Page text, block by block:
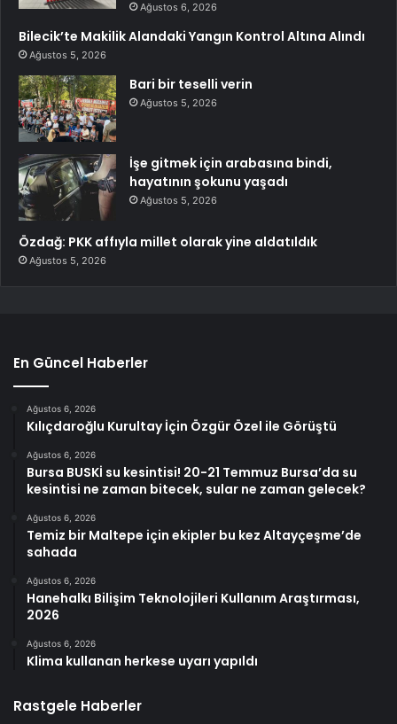
Ağustos 6, 2026
Bilecik’te Makilik Alandaki Yangın Kontrol Altına Alındı
Ağustos 5, 2026
Bari bir teselli verin
Ağustos 5, 2026
İşe gitmek için arabasına bindi,
hayatının şokunu yaşadı
Ağustos 5, 2026
Özdağ: PKK affıyla millet olarak yine aldatıldık
Ağustos 5, 2026
En Güncel Haberler
Ağustos 6, 2026
Kılıçdaroğlu Kurultay İçin Özgür Özel ile Görüştü
Ağustos 6, 2026
Bursa BUSKİ su kesintisi! 20-21 Temmuz Bursa’da su
kesintisi ne zaman bitecek, sular ne zaman gelecek?
Ağustos 6, 2026
Temiz bir Maltepe için ekipler bu kez Altayçeşme’de
sahada
Ağustos 6, 2026
Hanehalkı Bilişim Teknolojileri Kullanım Araştırması,
2026
Ağustos 6, 2026
Klima kullanan herkese uyarı yapıldı
Rastgele Haberler